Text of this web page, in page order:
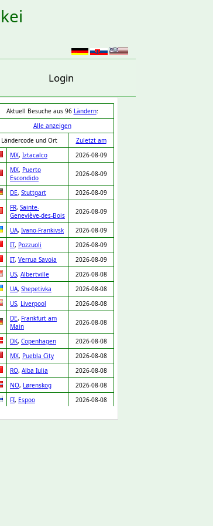
Login
Aktuell Besuche aus 96 Ländern:
Alle anzeigen
Ländercode und Ort
Zuletzt am
MX, Iztacalco
2026-08-09
MX, Puerto
Escondido
2026-08-09
DE, Stuttgart
2026-08-09
FR, Sainte-
Geneviève-des-Bois
2026-08-09
UA, Ivano-Frankivsk
2026-08-09
IT, Pozzuoli
2026-08-09
IT, Verrua Savoia
2026-08-09
US, Albertville
2026-08-08
UA, Shepetivka
2026-08-08
US, Liverpool
2026-08-08
DE, Frankfurt am
Main
2026-08-08
DK, Copenhagen
2026-08-08
MX, Puebla City
2026-08-08
RO, Alba Iulia
2026-08-08
NO, Lørenskog
2026-08-08
FI, Espoo
2026-08-08